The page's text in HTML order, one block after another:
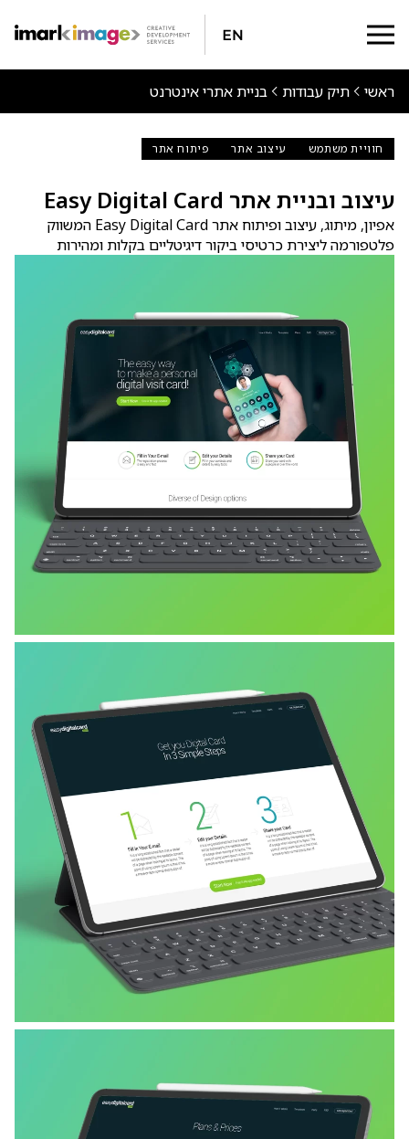
En
ראשי תיק עבודות בניית אתרי אינטרנט
חוויית משתמש עיצוב אתר פיתוח אתר
עיצוב ובניית אתר Easy Digital Card
אפיון, מיתוג, עיצוב ופיתוח אתר Easy Digital Card המשווק
פלטפורמה ליצירת כרטיסי ביקור דיגיטליים בקלות ומהירות